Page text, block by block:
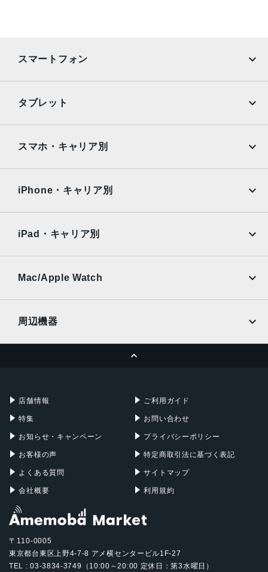
スマートフォン
AQUOS
OPPO Android
タブレット
Surface
Xiaomi Tablet
スマホ・キャリア別
Ymobile
UQmobile
iPhone・キャリア別
Ymobile
UQmobile
iPad・キャリア別
Mac/Apple Watch
周辺機器
店舗情報
特集
お知らせ・キャンペーン
お客様の声
よくある質問
会社概要
ご利用ガイド
お問い合わせ
プライバシーポリシー
特定商取引法に基づく表記
サイトマップ
利用規約
〒110-0005
東京都台東区上野4-7-8 アメ横センタービル1F-27
TEL : 03-3834-3749（10:00～20:00 定休日：第3水曜日）